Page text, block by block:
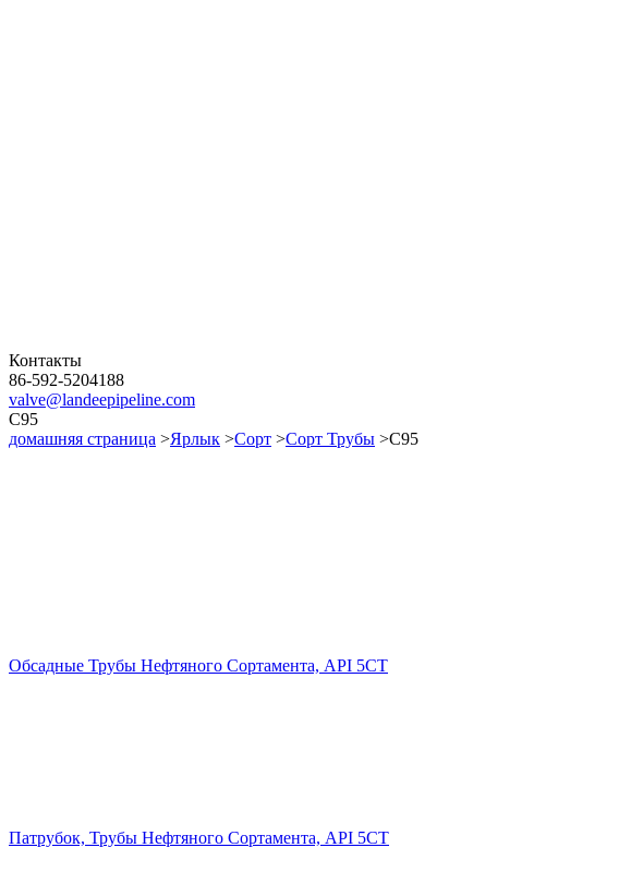
Контакты
86-592-5204188
valve@landeepipeline.com
C95
домашняя страница >Ярлык >Сорт >Сорт Трубы >C95
Обсадные Трубы Нефтяного Сортамента, API 5CT
Патрубок, Трубы Нефтяного Сортамента, API 5CT